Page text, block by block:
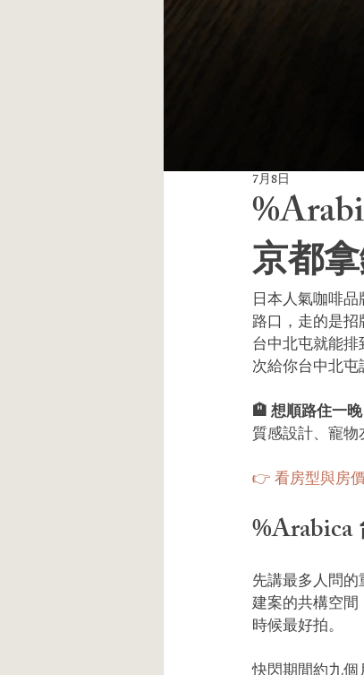
京都
7月8日
日本人氣咖啡
路口，走的是
台中北屯就能
次給你台中北屯
🏨 想順路住一
質感設計、寵物
👉 看房型與房
先講最多人問
建案的共構空
時候最好拍。